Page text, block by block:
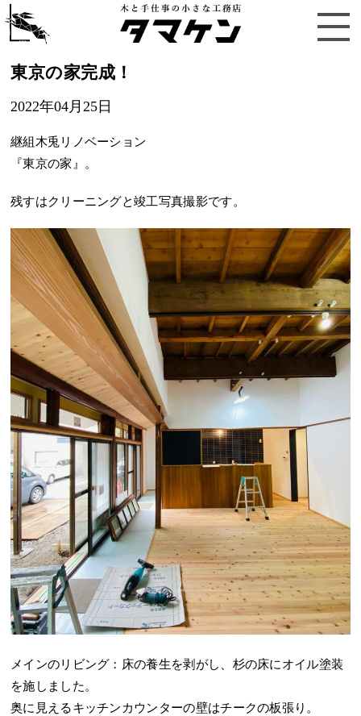
東京の家完成！
2022年04月25日
継組木兎リノベーション
『東京の家』。
残すはクリーニングと竣工写真撮影です。
メインのリビング：床の養生を剥がし、杉の床にオイル塗装
を施しました。
奥に見えるキッチンカウンターの壁はチークの板張り。